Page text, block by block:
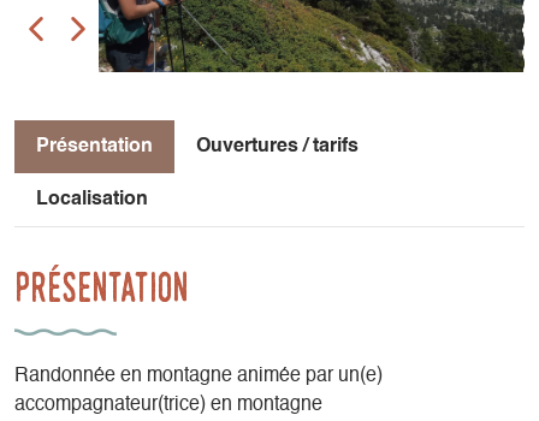
Présentation Ouvertures / tarifs
Localisation
Présentation
Randonnée en montagne animée par un(e)
accompagnateur(trice) en montagne